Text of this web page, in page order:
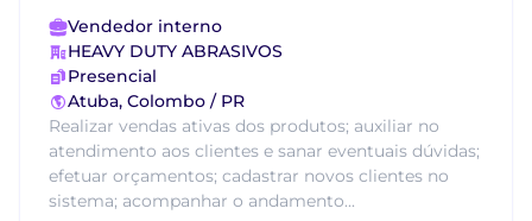
Vendedor interno
HEAVY DUTY ABRASIVOS
Presencial
Atuba, Colombo / PR
Realizar vendas ativas dos produtos; auxiliar no
atendimento aos clientes e sanar eventuais dúvidas;
efetuar orçamentos; cadastrar novos clientes no
sistema; acompanhar o andamento...